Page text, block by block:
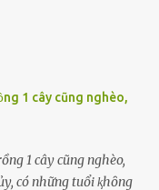
1 cây cũng nghèo,
1 cây cũng nghèo,
có những tuổi ⱪhȏng